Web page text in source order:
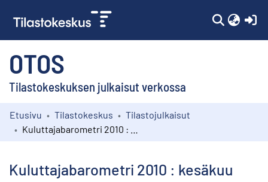
OTOS
Tilastokeskuksen julkaisut verkossa
Kokoelmat
Etusivu Tilastokeskus
Tilastojulkaisut
Kuluttajabarometri 2010 : kesäkuu